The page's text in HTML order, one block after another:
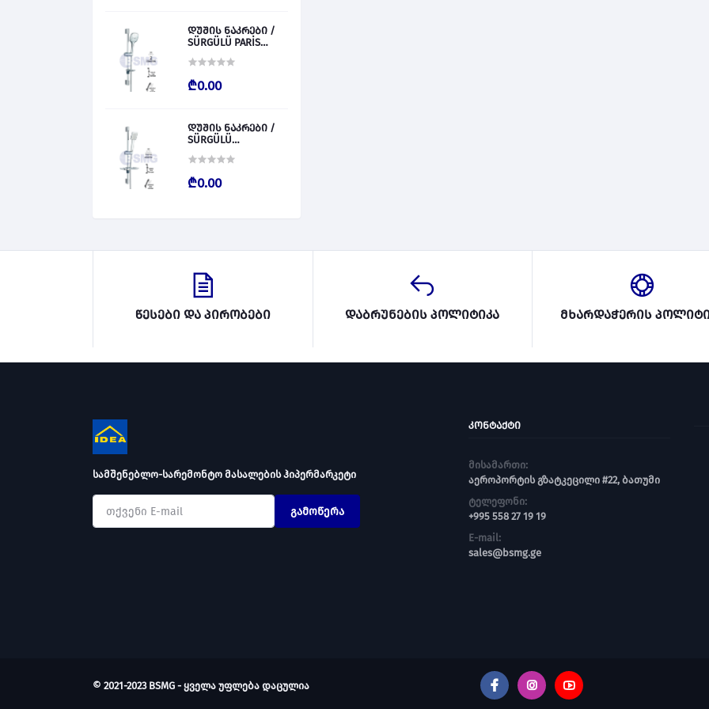
დუშის ნაკრები /
SÜRGÜLÜ PARİS
₾0.00
დუშის ნაკრები /
SÜRGÜLÜ
₾0.00
წესები და პირობები დაბრუნების პოლიტიკა მხარდაჭერის
სამშენებლო-სარემონტო მასალების ჰიპერმარკეტი
გამოწერა
ᲙᲝᲜᲢᲐᲥᲢᲘ
მისამართი:
აეროპორტის გზატკეცილი #22, ბათუმი
ტელეფონი:
+995 558 27 19 19
E-mail:
sales@bsmg.ge
© 2021-2023 BSMG - ყველა უფლება დაცულია